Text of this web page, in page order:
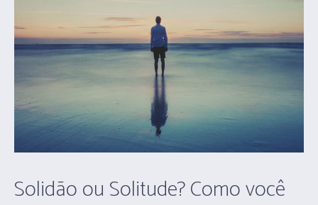
Solidão ou Solitude? Como você